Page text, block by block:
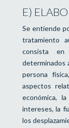
E)
Se entiende
tratamiento
consista
determinados
persona
aspectos
económica,
intereses, la
los